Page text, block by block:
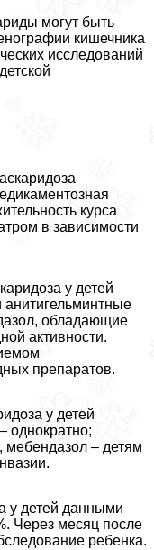
могут быть
кишечника
исследований
курса
в зависимости
у детей
обладающие
активности.
препаратов.
у детей
однократно;
мебендазол – детям
у детей данными
Через месяц после
ребенка.